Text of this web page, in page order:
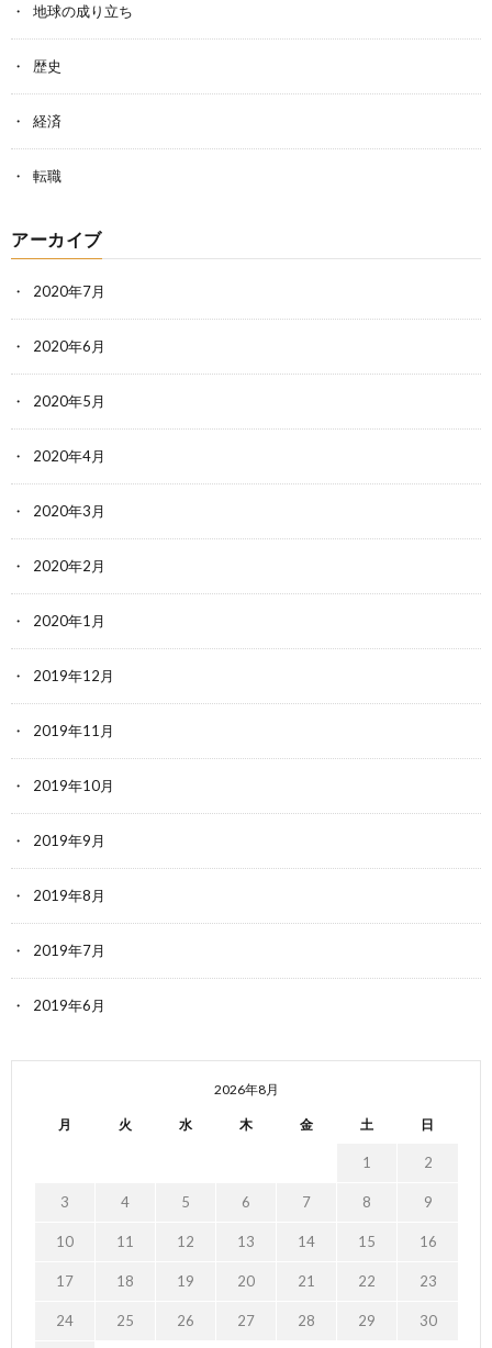
地球の成り立ち
歴史
経済
転職
アーカイブ
2020年7月
2020年6月
2020年5月
2020年4月
2020年3月
2020年2月
2020年1月
2019年12月
2019年11月
2019年10月
2019年9月
2019年8月
2019年7月
2019年6月
2026年8月
月 火 水 木 金 土 日
1 2
3 4 5 6 7 8 9
10 11 12 13 14 15 16
17 18 19 20 21 22 23
24 25 26 27 28 29 30